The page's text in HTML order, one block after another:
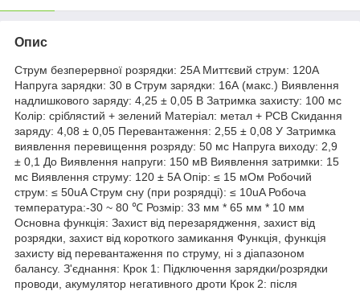
Опис
Струм безперервної розрядки: 25A Миттєвий струм: 120А
Напруга зарядки: 30 в Струм зарядки: 16А (макс.) Виявлення
надлишкового заряду: 4,25 ± 0,05 В Затримка захисту: 100 мс
Колір: сріблястий + зелений Матеріал: метал + PCB Скидання
заряду: 4,08 ± 0,05 Перевантаження: 2,55 ± 0,08 У Затримка
виявлення перевищення розряду: 50 мс Напруга виходу: 2,9
± 0,1 До Виявлення напруги: 150 мВ Виявлення затримки: 15
мс Виявлення струму: 120 ± 5A Опір: ≤ 15 мОм Робочий
струм: ≤ 50uA Струм сну (при розрядці): ≤ 10uA Робоча
температура:-30 ~ 80 ℃ Розмір: 33 мм * 65 мм * 10 мм
Основна функція: Захист від перезарядження, захист від
розрядки, захист від короткого замикання Функція, функція
захисту від перевантаження по струму, ні з діапазоном
балансу. З'єднання: Крок 1: Підключення зарядки/розрядки
проводи, акумулятор негативного дроти Крок 2: після